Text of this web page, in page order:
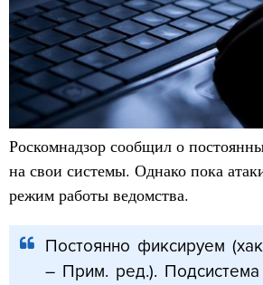
Роскомнадзор сообщил о
на свои системы. Однако пока
режим работы ведомства.
Постоянно фиксируем
– Прим. ред.). Подсистема